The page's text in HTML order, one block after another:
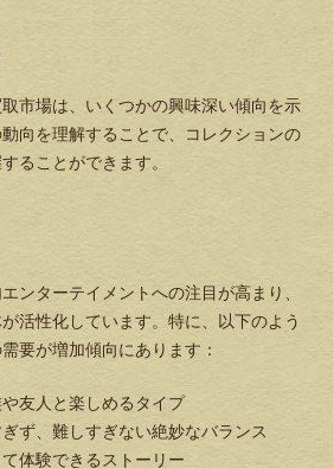
市場は、いくつかの興味深い傾向を示
向を理解することで、コレクションの
ることができます。
ンターテイメントへの注目が高まり、
活性化しています。特に、以下のよう
要が増加傾向にあります：
友人と楽しめるタイプ
ず、難しすぎない絶妙なバランス
体験できるストーリー